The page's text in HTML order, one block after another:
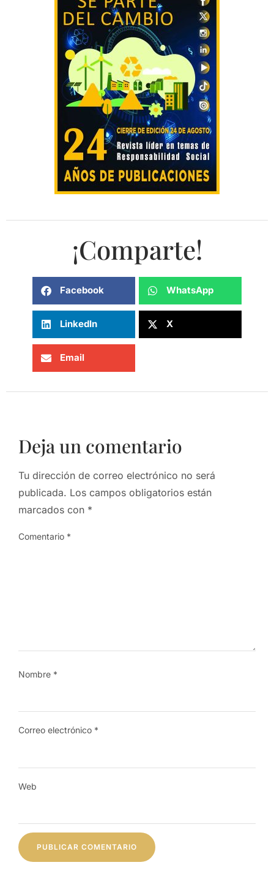
¡Comparte!
Facebook WhatsApp
LinkedIn X
Email
Deja un comentario
Tu dirección de correo electrónico no será
publicada. Los campos obligatorios están
marcados con *
Comentario *
Nombre *
Correo electrónico *
Web